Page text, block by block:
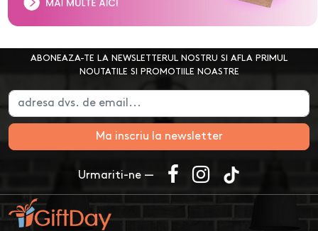
ABONEAZA-TE LA NEWSLETTERUL NOSTRU SI AFLA PRIMUL
NOUTATILE SI PROMOTIILE NOASTRE
Ma inscriu la newsletter
Urmariti-ne —